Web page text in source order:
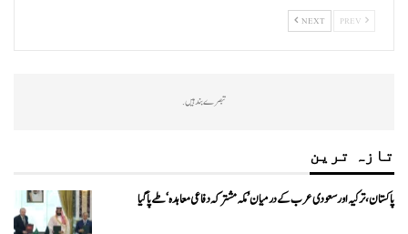
NEXT
تبصرے بند ہیں.
تازہ ترین
پاکستان، ترکیہ اور سعودی عرب کے درمیان ’مکہ مشترکہ دفاعی معاہدہ‘ طے پا گیا